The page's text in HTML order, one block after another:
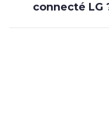
connecté LG